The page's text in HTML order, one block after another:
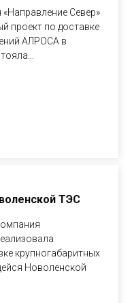
Север»
проект по доставке
АЛРОСА в
ТЭС
крупногабаритных
Новоленской